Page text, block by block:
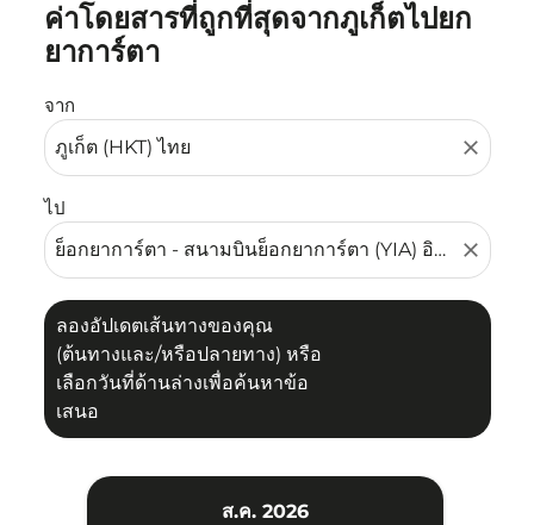
ค่าโดยสารที่ถูกที่สุดจากภูเก็ตไปยก
ยาการ์ตา
จาก
close
ไป
close
ลองอัปเดตเส้นทางของคุณ
(ต้นทางและ/หรือปลายทาง) หรือ
เลือกวันที่ด้านล่างเพื่อค้นหาข้อ
เสนอ
ลองอัปเดตเส้นทางของคุณ (ต้นทางและ/หรือปลายทาง) หรื
ส.ค. 2026